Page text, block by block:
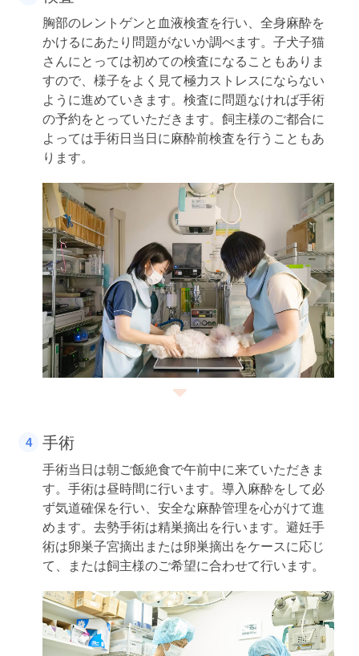
胸部のレントゲンと血液検査を行い、全身麻酔を
かけるにあたり問題がないか調べます。子犬子猫
さんにとっては初めての検査になることもありま
すので、様子をよく見て極力ストレスにならない
ように進めていきます。検査に問題なければ手術
の予約をとっていただきます。飼主様のご都合に
よっては手術日当日に麻酔前検査を行うこともあ
ります。
手術
手術当日は朝ご飯絶食で午前中に来ていただきま
す。手術は昼時間に行います。導入麻酔をして必
ず気道確保を行い、安全な麻酔管理を心がけて進
めます。去勢手術は精巣摘出を行います。避妊手
術は卵巣子宮摘出または卵巣摘出をケースに応じ
て、または飼主様のご希望に合わせて行います。